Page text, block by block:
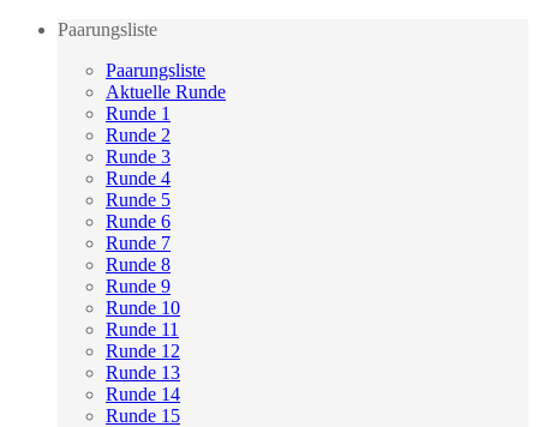
Paarungsliste
Paarungsliste
Aktuelle Runde
Runde 1
Runde 2
Runde 3
Runde 4
Runde 5
Runde 6
Runde 7
Runde 8
Runde 9
Runde 10
Runde 11
Runde 12
Runde 13
Runde 14
Runde 15